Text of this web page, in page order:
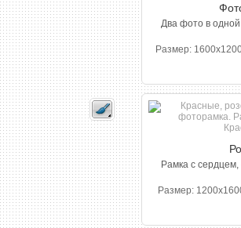
Два фото в
Размер:
Рамка с
Размер: